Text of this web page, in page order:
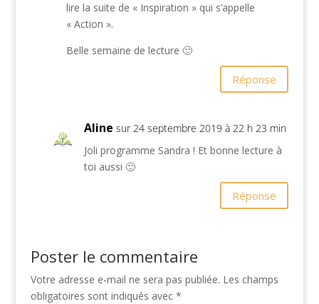
lire la suite de « Inspiration » qui s’appelle
« Action ».
Belle semaine de lecture 🙂
Réponse
Aline sur 24 septembre 2019 à 22 h 23 min
Joli programme Sandra ! Et bonne lecture à
toi aussi 🙂
Réponse
Poster le commentaire
Votre adresse e-mail ne sera pas publiée. Les champs
obligatoires sont indiqués avec *